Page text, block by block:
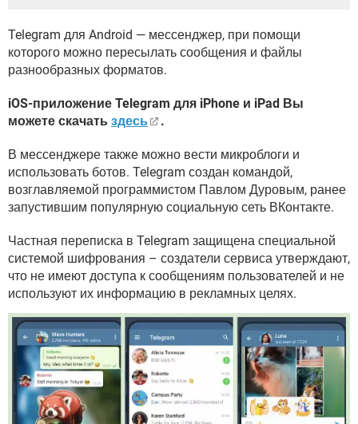
YANDEX
WINDOWS 10 ВКОНТАКТЕ
ВИДЕО GOOGLE
Telegram для Android — мессенджер, при помощи
которого можно пересылать сообщения и файлы
разнообразных форматов.
iOS-приложение Telegram для iPhone и iPad Вы
можете скачать здесь .
В мессенджере также можно вести микроблоги и
использовать ботов. Telegram создан командой,
возглавляемой программистом Павлом Дуровым, ранее
запустившим популярную социальную сеть ВКонтакте.
Частная переписка в Telegram защищена специальной
системой шифрования – создатели сервиса утверждают,
что не имеют доступа к сообщениям пользователей и не
используют их информацию в рекламных целях.